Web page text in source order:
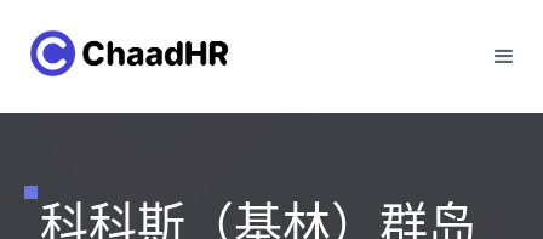
科科斯（基林）群岛